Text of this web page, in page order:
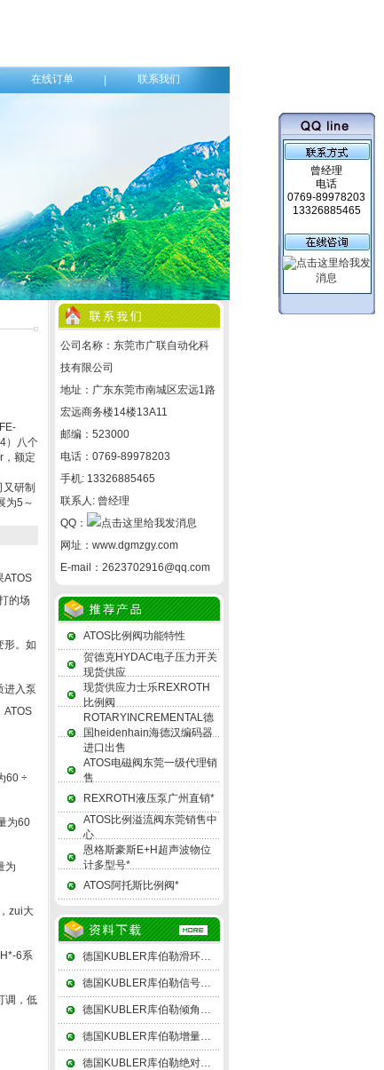
在线订单 联系我们
）八个
，额定
研制
为5～
ATOS
的场
形。如
进入泵
ATOS
60 ÷
为60
为
zui大
6系
调，低
公司名称：东莞市广联自动化科
技有限公司
地址：广东东莞市南城区宏远1路
宏远商务楼14楼13A11
邮编：523000
电话：0769-89978203
手机: 13326885465
联系人: 曾经理
QQ：
网址： www.dgmzgy.com
E-mail： 2623702916@qq.com
ATOS比例阀功能特性
贺德克HYDAC电子压力开关
现货供应
现货供应力士乐REXROTH
比例阀
ROTARYINCREMENTAL德
国heidenhain海德汉编码器
进口出售
ATOS电磁阀东莞一级代理销
售
REXROTH液压泵广州直销*
ATOS比例溢流阀东莞销售中
心
恩格斯豪斯E+H超声波物位
计多型号*
ATOS阿托斯比例阀*
德国KUBLER库伯勒滑环由上、下两组电刷和一个差动转接盘组成
德国KUBLER库伯勒信号转换器由基准电压源（或恒流源）组成
德国KUBLER库伯勒倾角仪精密角度测量是几何量测量的一个重要项目
德国KUBLER库伯勒增量式编码器在增减借助后部的判向电路和计数器来实现
德国KUBLER库伯勒绝对值编码器可以在单圈编码的基础上再增加圈数的编码
曾经理
电话
0769-89978203
13326885465